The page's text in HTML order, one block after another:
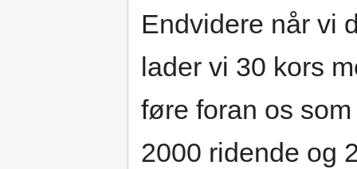
Endvidere når vi
lader vi 30 kors
føre foran os
2000 ridende og